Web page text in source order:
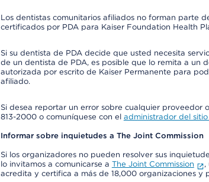
Los dentistas comunitarios afiliados no forman parte
certificados por PDA para Kaiser Foundation Health
Si su dentista de PDA decide que usted necesita
de un dentista de PDA, es posible que lo remita a un
autorizada por escrito de Kaiser Permanente para
afiliado.
Si desea reportar un error sobre cualquier proveedor
813-2000 o comuníquese con el administrador del
Informar sobre inquietudes a The Joint Commission
Si los organizadores no pueden resolver sus
lo invitamos a comunicarse a The Joint Commission
,
acredita y certifica a más de 18,000 organizaciones y